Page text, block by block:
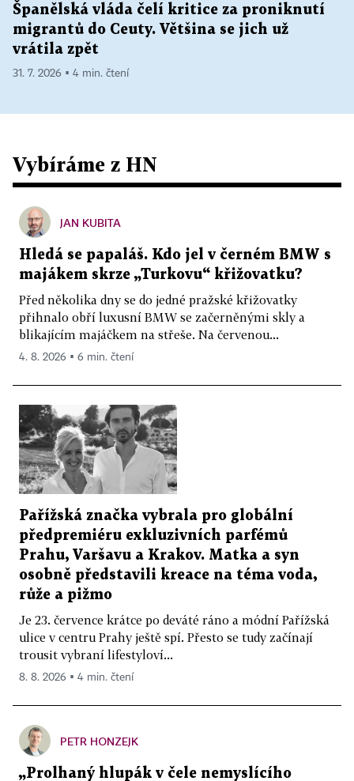
Španělská vláda čelí kritice za proniknutí
migrantů do Ceuty. Většina se jich už
vrátila zpět
31. 7. 2026 ▪ 4 min. čtení
Vybíráme z HN
JAN KUBITA
Hledá se papaláš. Kdo jel v černém BMW s
majákem skrze „Turkovu“ křižovatku?
Před několika dny se do jedné pražské křižovatky
přihnalo obří luxusní BMW se začerněnými skly a
blikajícím majáčkem na střeše. Na červenou...
4. 8. 2026 ▪ 6 min. čtení
Pařížská značka vybrala pro globální
předpremiéru exkluzivních parfémů
Prahu, Varšavu a Krakov. Matka a syn
osobně představili kreace na téma voda,
růže a pižmo
Je 23. července krátce po deváté ráno a módní Pařížská
ulice v centru Prahy ještě spí. Přesto se tudy začínají
trousit vybraní lifestyloví...
8. 8. 2026 ▪ 4 min. čtení
PETR HONZEJK
„Prolhaný hlupák v čele nemyslícího